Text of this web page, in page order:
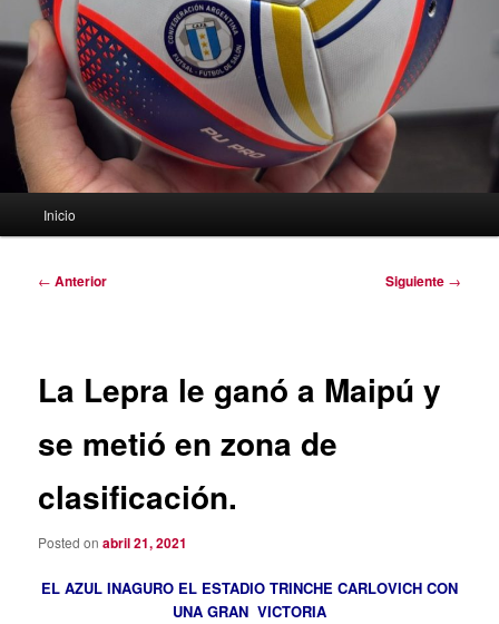
Inicio
Navegación
← Anterior Siguiente →
La Lepra le ganó a Maipú y
se metió en zona de
clasificación.
Posted onabril 21, 2021
EL AZUL INAGURO EL ESTADIO TRINCHE CARLOVICH CON
UNA GRAN VICTORIA